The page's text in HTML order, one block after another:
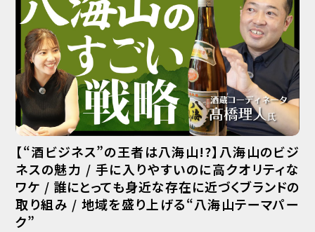
【“酒ビジネス”の王者は八海山!?】八海山のビジ
ネスの魅力 / 手に入りやすいのに高クオリティな
ワケ / 誰にとっても身近な存在に近づくブランドの
取り組み / 地域を盛り上げる“八海山テーマパー
ク”